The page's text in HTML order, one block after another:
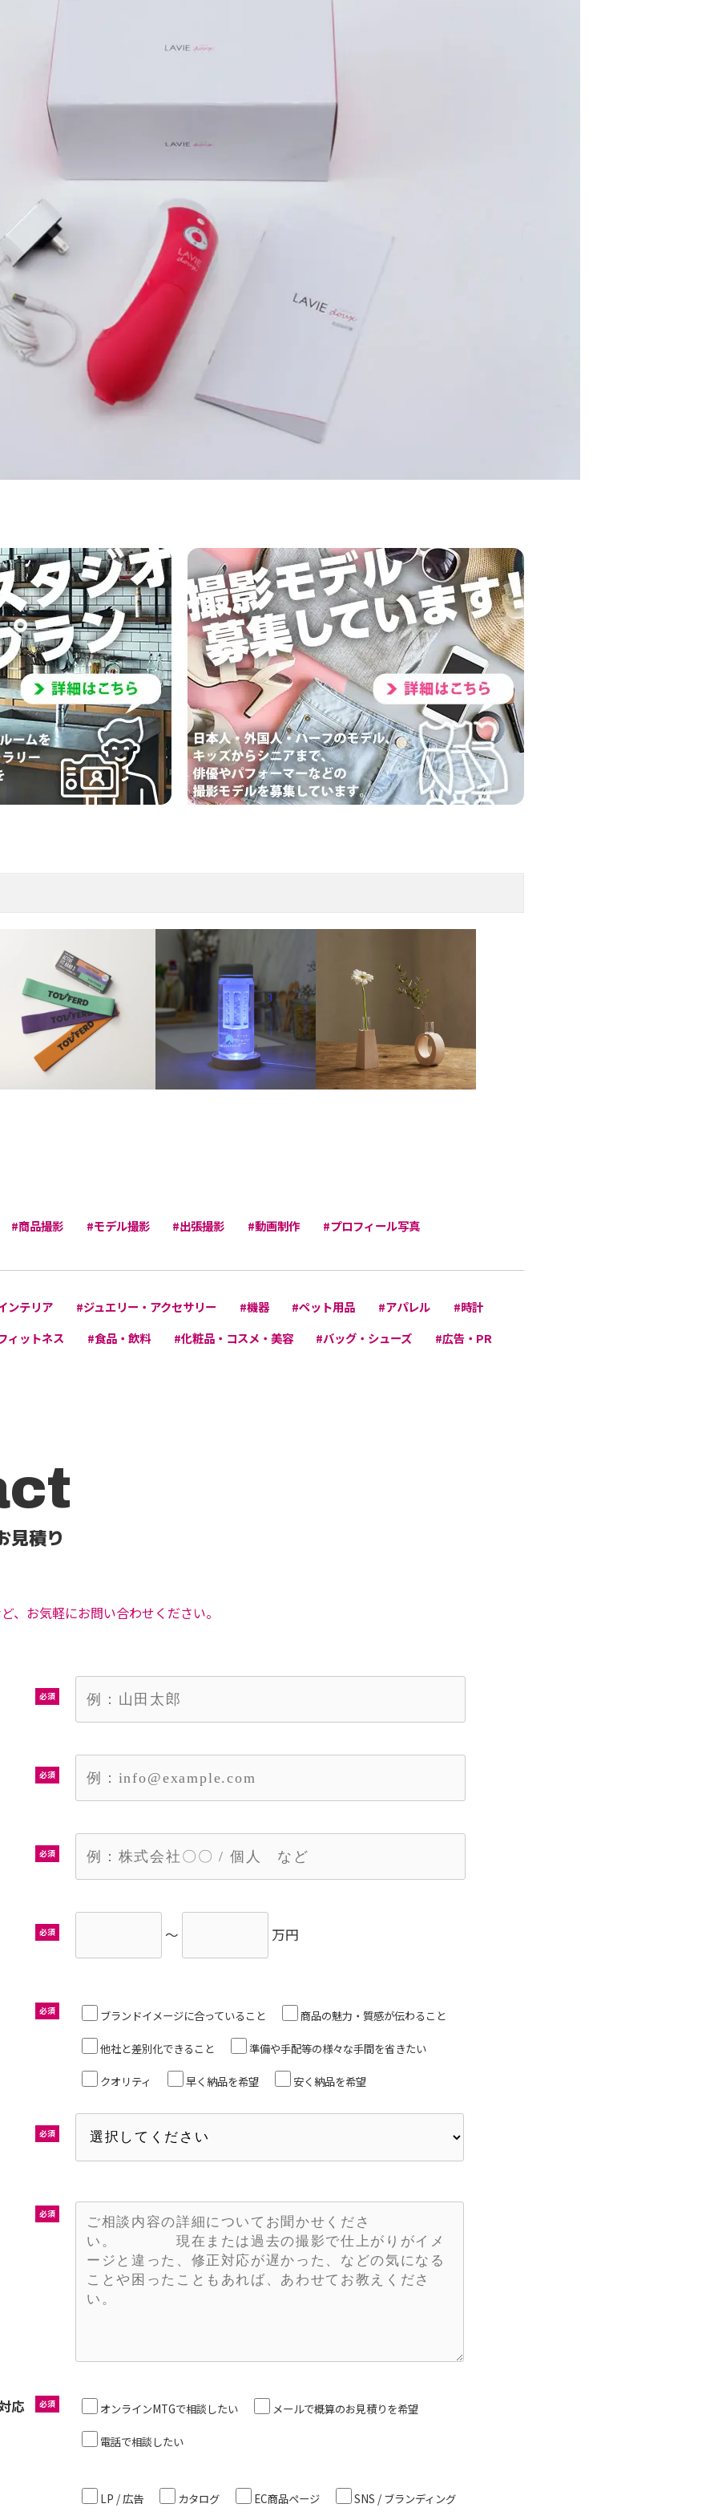
#商品撮影 #モデル撮影 #出張撮影 #動画制作 #プロフィール写真
ンテリア #ジュエリー・アクセサリー #機器 #ペット用品 #アパレル
#時計
ィットネス
#食品・飲料 #化粧品・コスメ・美容 #バッグ・シューズ #広告・PR
見積り
、お気軽にお問い合わせください。
必須
必須
必須
必須 ～ 万円
必須 ブランドイメージに合っていること 商品の魅力・質感が伝わること
他社と差別化できること 準備や手配等の様々な手間を省きたい
クオリティ 早く納品を希望 安く納品を希望
必須
必須
必須
応 オンラインMTGで相談したい メールで概算のお見積りを希望
電話で相談したい
LP / 広告 カタログ EC商品ページ SNS / ブランディング